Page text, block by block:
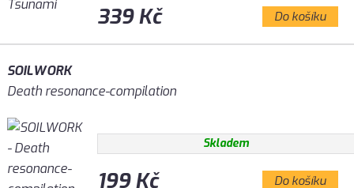
339 Kč Do košíku
SOILWORK
Death resonance-compilation
Skladem
199 Kč Do košíku